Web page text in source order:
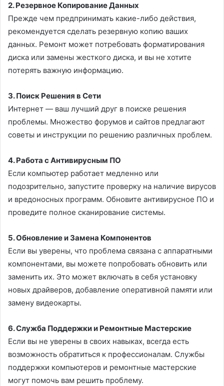
2.Резервное Копирование Данных
Прежде чем предпринимать какие-либо действия,
рекомендуется сделать резервную копию ваших
данных. Ремонт может потребовать форматирования
диска или замены жесткого диска, и вы не хотите
потерять важную информацию.
3.Поиск Решения в Сети
Интернет — ваш лучший друг в поиске решения
проблемы. Множество форумов и сайтов предлагают
советы и инструкции по решению различных проблем.
4.Работа с Антивирусным ПО
Если компьютер работает медленно или
подозрительно, запустите проверку на наличие вирусов
и вредоносных программ. Обновите антивирусное ПО и
проведите полное сканирование системы.
5.Обновление и Замена Компонентов
Если вы уверены, что проблема связана с аппаратными
компонентами, вы можете попробовать обновить или
заменить их. Это может включать в себя установку
новых драйверов, добавление оперативной памяти или
замену видеокарты.
6.Служба Поддержки и Ремонтные Мастерские
Если вы не уверены в своих навыках, всегда есть
возможность обратиться к профессионалам. Службы
поддержки компьютеров и ремонтные мастерские
могут помочь вам решить проблему.